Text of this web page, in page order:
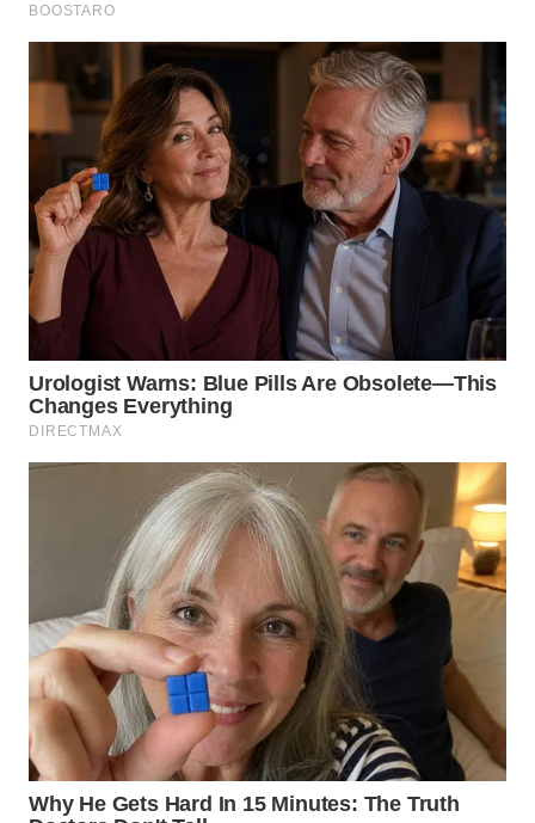
LIKUPANG
WN
LABUANBAJO
WN
BORNEO
Wahana
Group
WAHANA
NEWS
WAHANA
ADVOKAT
WAHANA
INFRASTRUKTUR
WAHANA
KONSUMEN